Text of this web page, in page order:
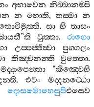
අභාවෙන නිබ‍්බානම‍්පි
න හොති, තස‍්මා න
. සා හි තාසං
”ති වුත‍්තා. රාගො
උප‍්පජ‍්ජිත්‍වා
පුග‍්ගලං
කිඤ‍්චනන‍්ති වුත‍්තො.
මද‍්දාපෙන‍්තා“කිඤ‍්චෙහි
. එවං
මද‍්දනට‍්ඨො
දොසමොහෙසුපිඑසෙව